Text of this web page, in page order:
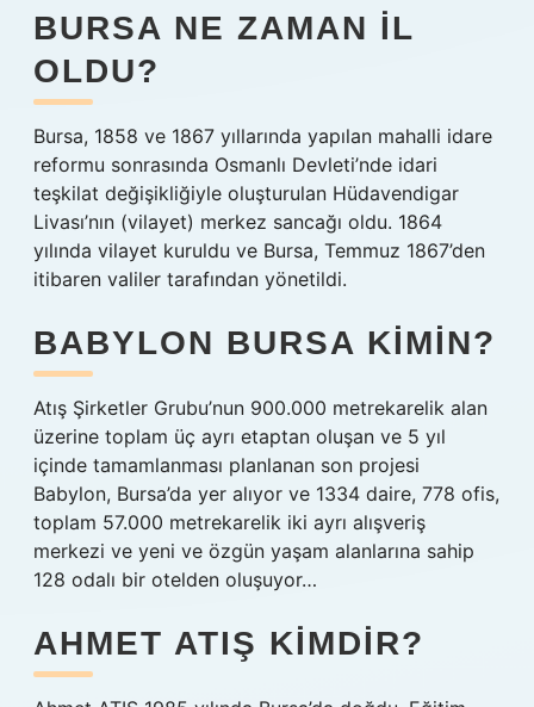
BURSA NE ZAMAN IL
OLDU?
Bursa, 1858 ve 1867 yıllarında yapılan mahalli idare
reformu sonrasında Osmanlı Devleti’nde idari
teşkilat değişikliğiyle oluşturulan Hüdavendigar
Livası’nın (vilayet) merkez sancağı oldu. 1864
yılında vilayet kuruldu ve Bursa, Temmuz 1867’den
itibaren valiler tarafından yönetildi.
BABYLON BURSA KIMIN?
Atış Şirketler Grubu’nun 900.000 metrekarelik alan
üzerine toplam üç ayrı etaptan oluşan ve 5 yıl
içinde tamamlanması planlanan son projesi
Babylon, Bursa’da yer alıyor ve 1334 daire, 778 ofis,
toplam 57.000 metrekarelik iki ayrı alışveriş
merkezi ve yeni ve özgün yaşam alanlarına sahip
128 odalı bir otelden oluşuyor…
AHMET ATIŞ KIMDIR?